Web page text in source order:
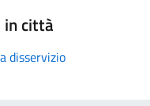
in città
disservizio